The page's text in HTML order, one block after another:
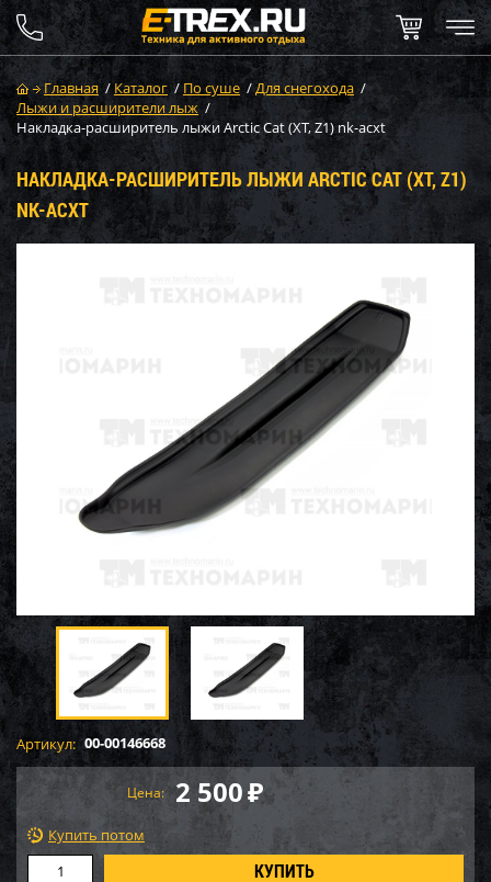
Главная / Каталог / По суше /Для снегохода /
Лыжи и расширители лыж /
Накладка-расширитель лыжи Arctic Cat (XT, Z1) nk-acxt
НАКЛАДКА-РАСШИРИТЕЛЬ ЛЫЖИ ARCTIC CAT (XT, Z1)
NK-ACXT
Артикул: 00-00146668
Цена: 2 500₽
Купить потом